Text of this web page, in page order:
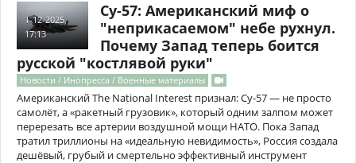
1-12-2025,
17:13
Су-57: Американский миф о
"неприкасаемом" небе рухнул.
Почему Запад теперь боится
русской "костлявой руки"
Новости / Инопресса / Военные материалы
Американский The National Interest признал: Су-57 — не просто
самолёт, а «ракетный грузовик», который одним залпом может
перерезать все артерии воздушной мощи НАТО. Пока Запад
тратил триллионы на «идеальную невидимость», Россия создала
дешёвый, грубый и смертельно эффективный инструмент